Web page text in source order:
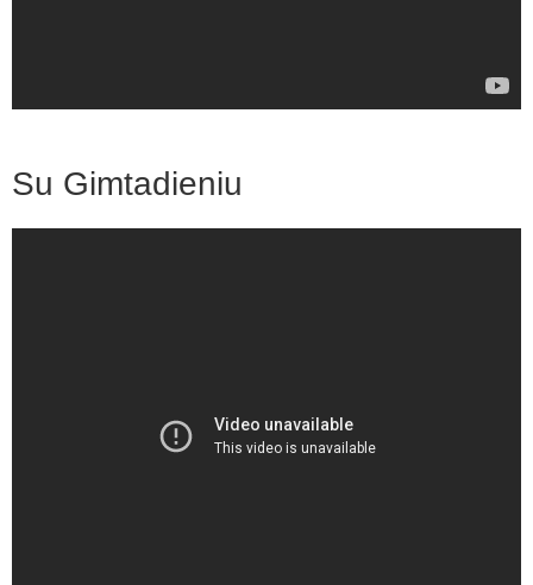
Su Gimtadieniu